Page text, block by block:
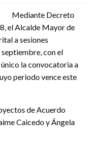
Mediante Decreto
el Alcalde Mayor de
a sesiones
con el
la convocatoria a
periodo vence este
de Acuerdo
Caicedo y Ángela